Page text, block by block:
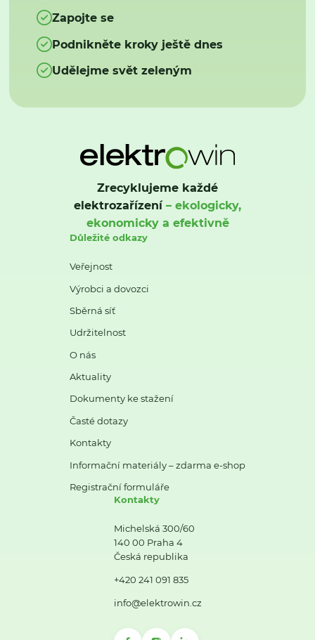
Zapojte se
Podnikněte kroky ještě dnes
Udělejme svět zeleným
Zrecyklujeme každé
elektrozařízení– ekologicky,
ekonomicky a efektivně
Důležité odkazy
Veřejnost
Výrobci a dovozci
Sběrná síť
Udržitelnost
O nás
Aktuality
Dokumenty ke stažení
Časté dotazy
Kontakty
Informační materiály – zdarma e-shop
Registrační formuláře
Kontakty
Michelská 300/60
140 00 Praha 4
Česká republika
+420 241 091 835
info@elektrowin.cz